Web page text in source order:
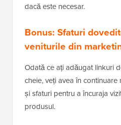
dacă este necesar.
Bonus: Sfaturi
veniturile din
Odată ce ați adăugat linkuri
cheie, veți avea în
și sfaturi pentru a încuraja
produsul.